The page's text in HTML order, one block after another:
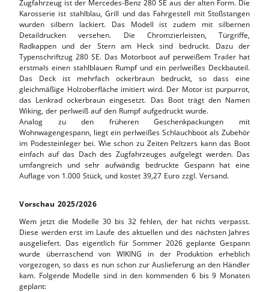
Zugfahrzeug ist der Mercedes-Benz 280 SE aus der alten Form. Die
Karosserie ist stahlblau, Grill und das Fahrgestell mit Stoßstangen
wurden silbern lackiert. Das Modell ist zudem mit silbernen
Detaildrucken versehen. Die Chromzierleisten, Türgriffe,
Radkappen und der Stern am Heck sind bedruckt. Dazu der
Typenschriftzug 280 SE. Das Motorboot auf perweißem Trailer hat
erstmals einen stahlblauen Rumpf und ein perlweißes Deckbauteil.
Das Deck ist mehrfach ockerbraun bedruckt, so dass eine
gleichmäßige Holzoberfläche imitiert wird. Der Motor ist purpurrot,
das Lenkrad ockerbraun eingesetzt. Das Boot trägt den Namen
Wiking, der perlweiß auf den Rumpf aufgedruckt wurde.
Analog zu den früheren Geschenkpackungen mit
Wohnwagengespann, liegt ein perlweißes Schlauchboot als Zubehör
im Podesteinleger bei. Wie schon zu Zeiten Peltzers kann das Boot
einfach auf das Dach des Zugfahrzeuges aufgelegt werden. Das
umfangreich und sehr aufwändig bedruckte Gespann hat eine
Auflage von 1.000 Stück, und kostet 39,27 Euro zzgl. Versand.
Vorschau 2025/2026
Wem jetzt die Modelle 30 bis 32 fehlen, der hat nichts verpasst.
Diese werden erst im Laufe des aktuellen und des nächsten Jahres
ausgeliefert. Das eigentlich für Sommer 2026 geplante Gespann
wurde überraschend von WIKING in der Produktion erheblich
vorgezogen, so dass es nun schon zur Auslieferung an den Händler
kam. Folgende Modelle sind in den kommenden 6 bis 9 Monaten
geplant: